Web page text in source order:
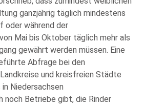
ganzjährig täglich mindestens
oder während der
Mai bis Oktober täglich mehr als
gewährt werden müssen. Eine
Abfrage bei den
und kreisfreien Städte
Niedersachsen
noch Betriebe gibt, die Rinder